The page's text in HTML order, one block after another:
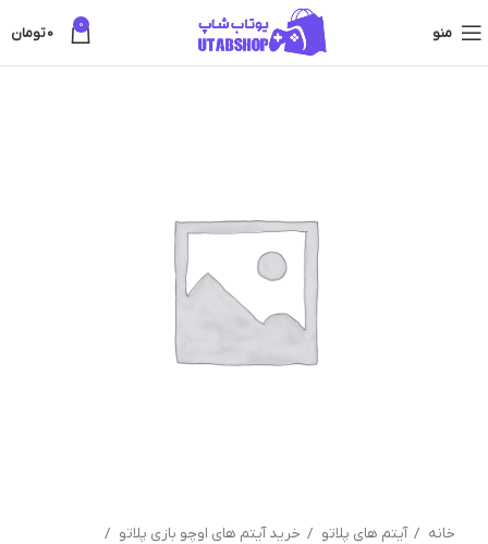
منو 0
0تومان
خانه آیتم های پلاتو
خرید آیتم های اوچو بازی پلاتو